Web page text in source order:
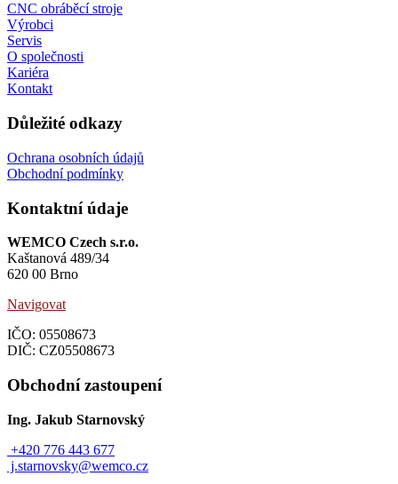
CNC obráběcí stroje
Výrobci
Servis
O společnosti
Kariéra
Kontakt
Důležité odkazy
Ochrana osobních údajů
Obchodní podmínky
Kontaktní údaje
WEMCO Czech s.r.o.
Kaštanová 489/34
620 00 Brno
Navigovat
IČO: 05508673
DIČ: CZ05508673
Obchodní zastoupení
Ing. Jakub Starnovský
+420 776 443 677
j.starnovsky@wemco.cz